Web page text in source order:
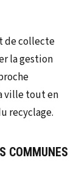
COMMUNES